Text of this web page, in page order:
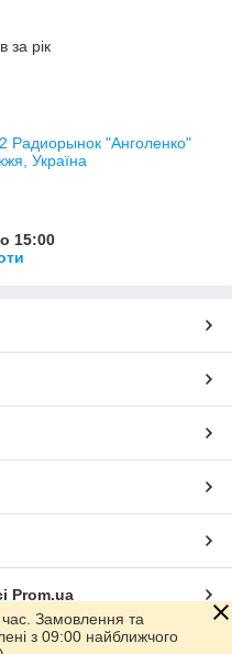
за рік
Радиорынок "Анголенко"
Україна
15:00
Prom.ua
Замовлення та
з 09:00 найближчого